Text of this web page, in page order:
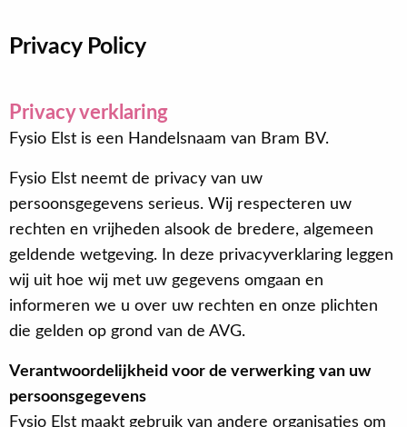
Privacy Policy
Privacy verklaring
Fysio Elst is een Handelsnaam van Bram BV.
Fysio Elst neemt de privacy van uw
persoonsgegevens serieus. Wij respecteren uw
rechten en vrijheden alsook de bredere, algemeen
geldende wetgeving. In deze privacyverklaring leggen
wij uit hoe wij met uw gegevens omgaan en
informeren we u over uw rechten en onze plichten
die gelden op grond van de AVG.
Verantwoordelijkheid voor de verwerking van uw
persoonsgegevens
Fysio Elst maakt gebruik van andere organisaties om